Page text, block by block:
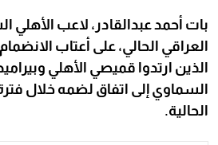
بات أحمد عبدالقادر، لاعب الأهلي
العراقي الحالي، على أعتاب
الذين ارتدوا قميصي الأهلي
السماوي إلى اتفاق لضمه خلال فترة
الحالية.